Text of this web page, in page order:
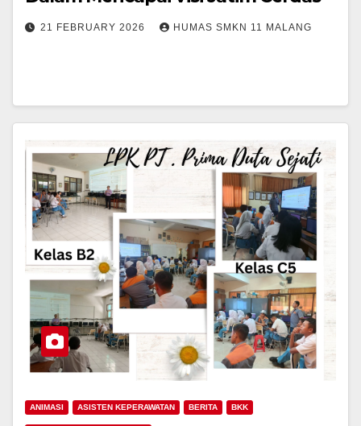
21 FEBRUARY 2026 HUMAS SMKN 11 MALANG
ANIMASI ASISTEN KEPERAWATAN BERITA BKK